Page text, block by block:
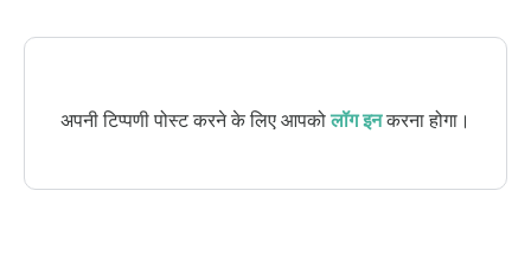
अपनी टिप्पणी पोस्ट करने के लिए आपकोलॉग इनकरना होगा।